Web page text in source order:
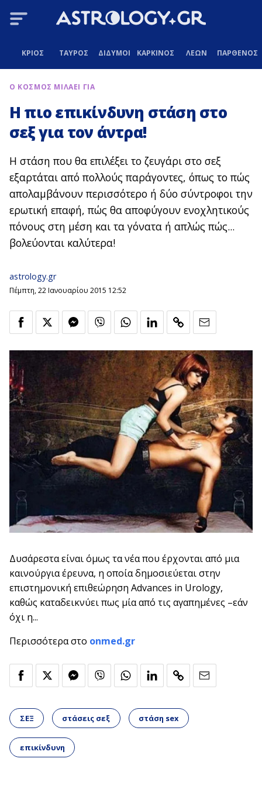
ΚΡΙΟΣ ΤΑΥΡΟΣ ΔΙΔΥΜΟΙ ΚΑΡΚΙΝΟΣ ΛΕΩΝ ΠΑΡΘΕΝΟΣ
Ο ΚΟΣΜΟΣ ΜΙΛΑΕΙ ΓΙΑ
Η πιο επικίνδυνη στάση στο
σεξ για τον άντρα!
Η στάση που θα επιλέξει το ζευγάρι στο σεξ
εξαρτάται από πολλούς παράγοντες, όπως το πώς
απολαμβάνουν περισσότερο ή δύο σύντροφοι την
ερωτική επαφή, πώς θα αποφύγουν ενοχλητικούς
πόνους στη μέση και τα γόνατα ή απλώς πώς...
βολεύονται καλύτερα!
astrology.gr
Πέμπτη, 22 Ιανουαρίου 2015 12:52
Δυσάρεστα είναι όμως τα νέα που έρχονται από μια
καινούργια έρευνα, η οποία δημοσιεύεται στην
επιστημονική επιθεώρηση Advances in Urology,
καθώς καταδεικνύει πως μία από τις αγαπημένες –εάν
όχι η...
Περισσότερα στο onmed.gr
ΣΕΞ στάσεις σεξ στάση sex
επικίνδυνη